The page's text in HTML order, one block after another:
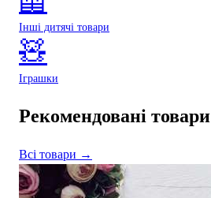
Інші дитячі товари
🧸
Іграшки
Рекомендовані товари
Всі товари →